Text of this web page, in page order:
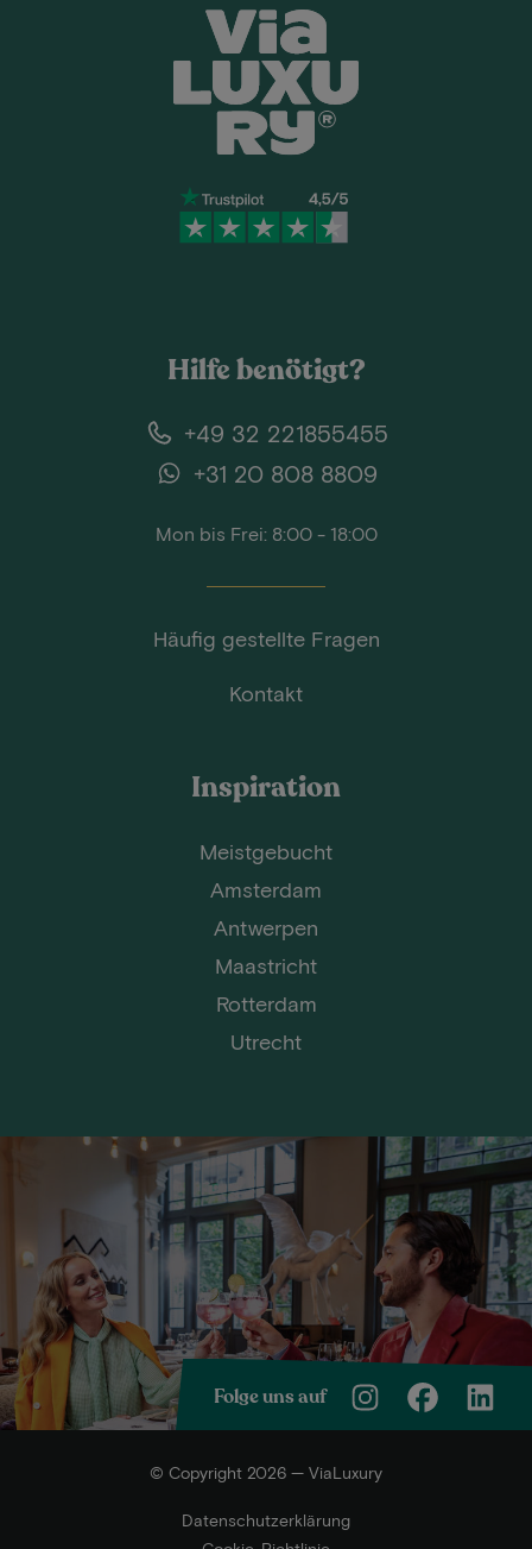
Hilfe benötigt?
+49 32 221855455
+31 20 808 8809
Mon bis Frei: 8:00 - 18:00
Häufig gestellte Fragen
Kontakt
Inspiration
Meistgebucht
Amsterdam
Antwerpen
Maastricht
Rotterdam
Utrecht
Folge uns auf
© Copyright 2026 — ViaLuxury
Datenschutzerklärung